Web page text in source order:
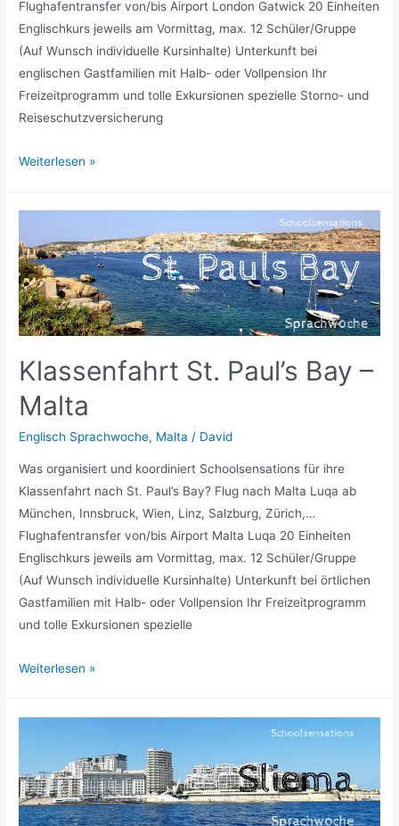
Flughafentransfer von/bis Airport London Gatwick 20 Einheiten
Englischkurs jeweils am Vormittag, max. 12 Schüler/Gruppe
(Auf Wunsch individuelle Kursinhalte) Unterkunft bei
englischen Gastfamilien mit Halb- oder Vollpension Ihr
Freizeitprogramm und tolle Exkursionen spezielle Storno- und
Reiseschutzversicherung
Klassenfahrt
Weiterlesen »
Klassenfahrt St. Paul’s Bay –
Malta
Englisch Sprachwoche, Malta / David
Was organisiert und koordiniert Schoolsensations für ihre
Klassenfahrt nach St. Paul’s Bay? Flug nach Malta Luqa ab
München, Innsbruck, Wien, Linz, Salzburg, Zürich,…
Flughafentransfer von/bis Airport Malta Luqa 20 Einheiten
Englischkurs jeweils am Vormittag, max. 12 Schüler/Gruppe
(Auf Wunsch individuelle Kursinhalte) Unterkunft bei örtlichen
Gastfamilien mit Halb- oder Vollpension Ihr Freizeitprogramm
und tolle Exkursionen spezielle
Klassenfahrt
Malta
Weiterlesen »